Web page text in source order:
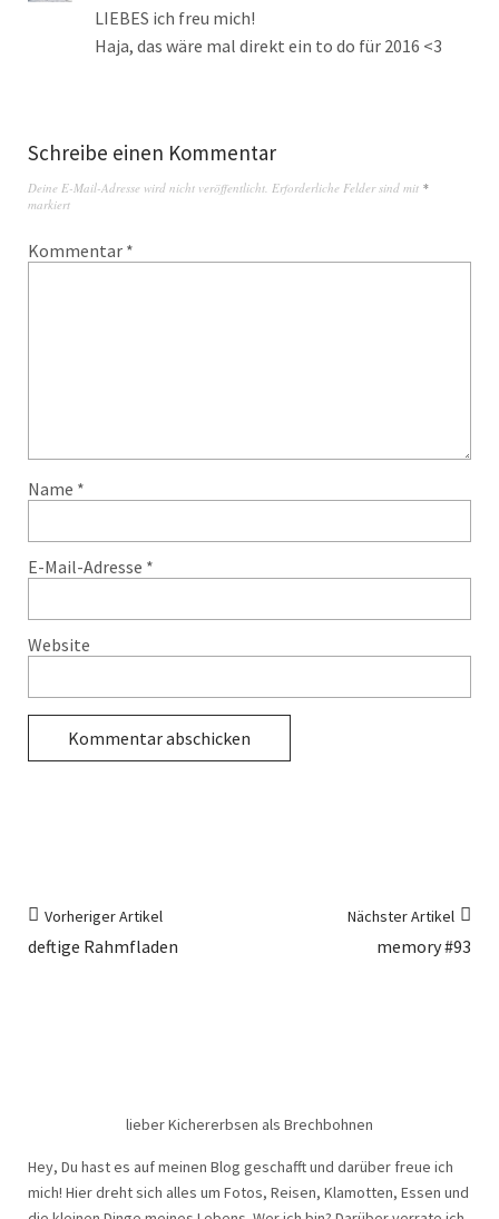
LIEBES ich freu mich!
Haja, das wäre mal direkt ein to do für 2016 <3
Schreibe einen Kommentar
Deine E-Mail-Adresse wird nicht veröffentlicht. Erforderliche Felder sind mit *
markiert
Kommentar *
Name *
E-Mail-Adresse *
Website
Vorheriger Artikel
deftige Rahmfladen
Nächster Artikel
memory #93
lieber Kichererbsen als Brechbohnen
Hey, Du hast es auf meinen Blog geschafft und darüber freue ich
mich! Hier dreht sich alles um Fotos, Reisen, Klamotten, Essen und